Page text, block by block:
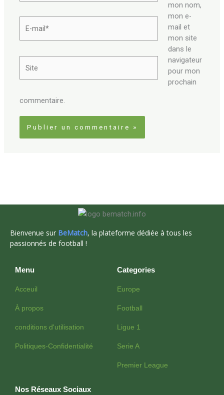
mail*
mon nom,
mon e-
mail et
mon site
dans le
navigateur
pour mon
prochain
commentaire.
Bienvenue sur BeMatch, la plateforme dédiée à tous les
passionnés de football !
Menu
Acceuil
À propos
conditions d'utilisation
Politiques-Confidentialité
Categories
Europe
Football
Ligue 1
Serie A
Premier League
Nos Réseaux Sociaux